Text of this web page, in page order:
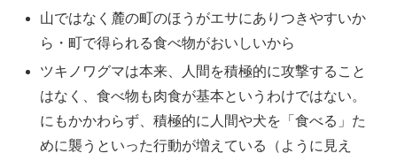
山ではなく麓の町のほうがエサにありつきやすいか
ら・町で得られる食べ物がおいしいから
ツキノワグマは本来、人間を積極的に攻撃すること
はなく、食べ物も肉食が基本というわけではない。
にもかかわらず、積極的に人間や犬を「食べる」た
めに襲うといった行動が増えている（ように見え